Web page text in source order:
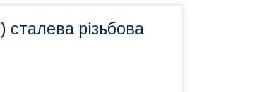
сталева різьбова